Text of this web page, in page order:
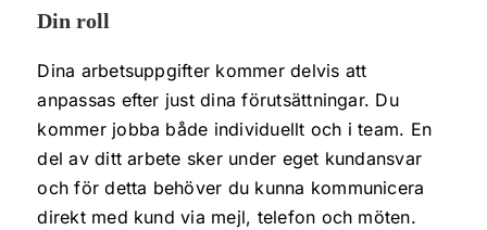
Din roll
Dina arbetsuppgifter kommer delvis att
anpassas efter just dina förutsättningar. Du
kommer jobba både individuellt och i team. En
del av ditt arbete sker under eget kundansvar
och för detta behöver du kunna kommunicera
direkt med kund via mejl, telefon och möten.